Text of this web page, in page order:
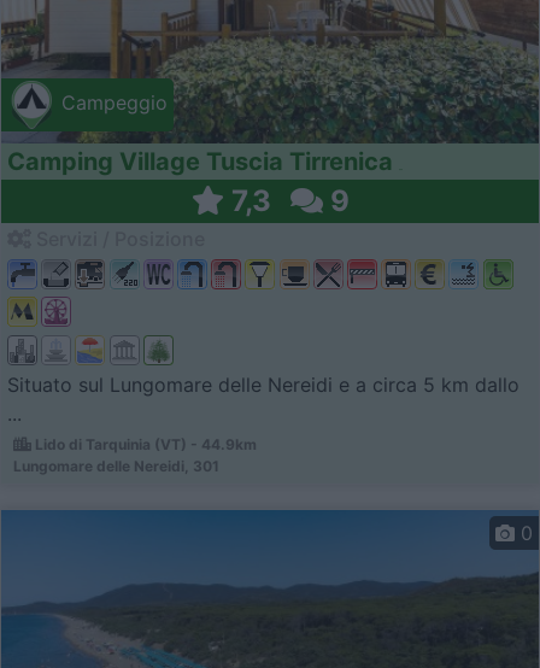
Campeggio
Camping Village Tuscia Tirrenica
7,3 9
Situato sul Lungomare delle Nereidi e a circa 5 km dallo
...
Lido di Tarquinia (VT) - 44.9km
Lungomare delle Nereidi, 301
0